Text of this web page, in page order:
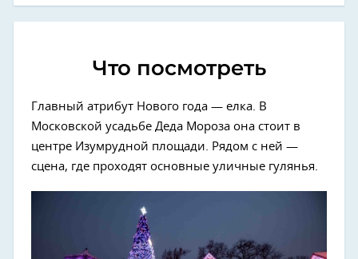
Что посмотреть
Главный атрибут Нового года — елка. В
Московской усадьбе Деда Мороза она стоит в
центре Изумрудной площади. Рядом с ней —
сцена, где проходят основные уличные гулянья.